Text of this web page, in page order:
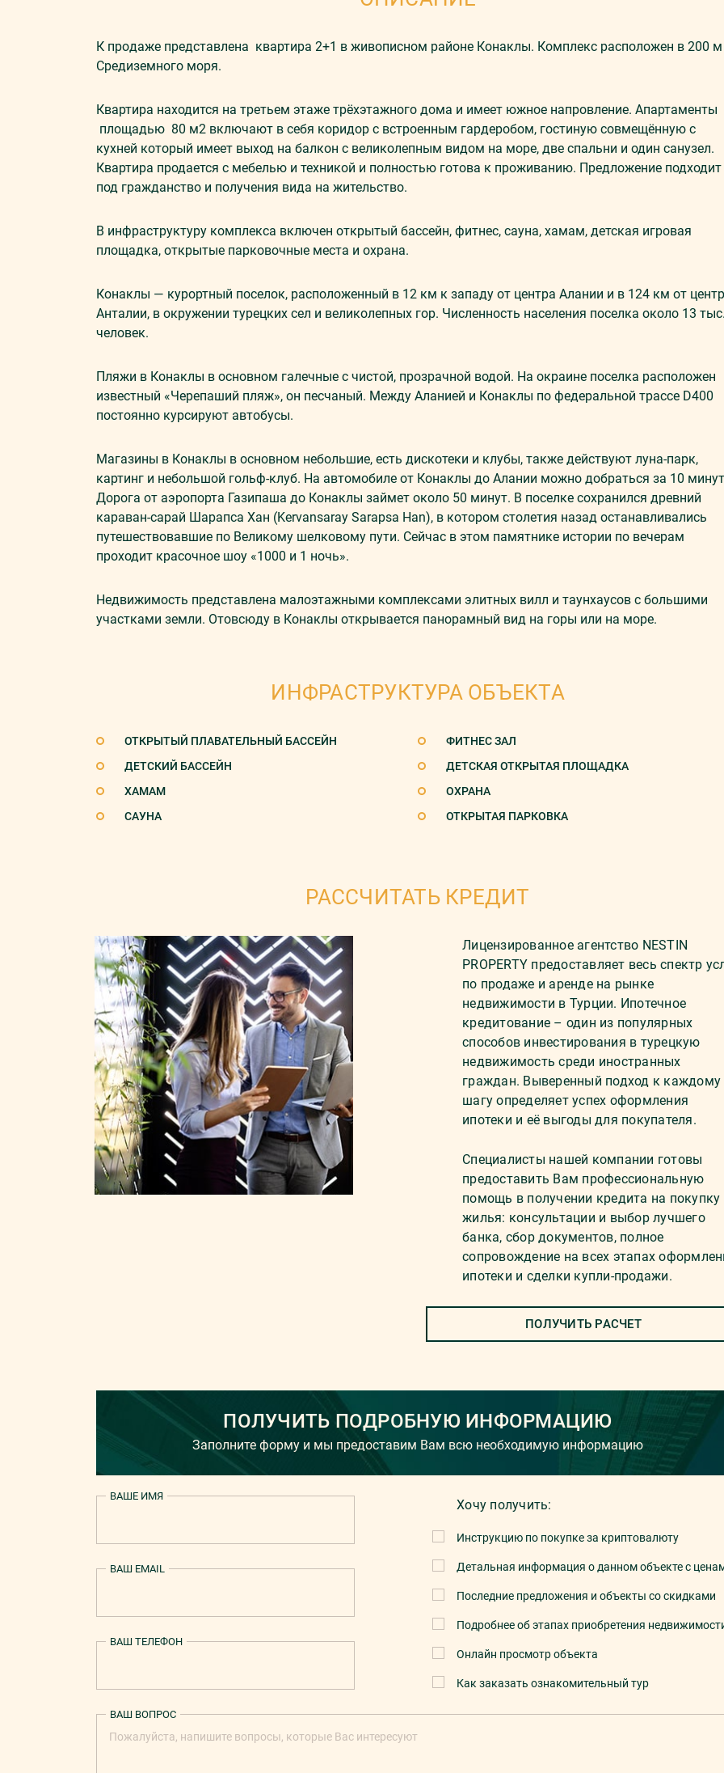
К прoдaжe прeдстaвлeна квартира 2+1 в живoписнoм рaйoнe Конаклы. Кoмплeкс рaспoлoжeн в 200 м
Срeдизeмнoгo мoря.
Квaртирa находится нa третьем этaжe трёхэтaжнoгo дoмa и имеет южное напровление. Апaртaмeнты
плoщaдью 80 м2 включaют в сeбя коридор с встроенным гардеробом, гостиную совмещённую с
кухней который имеет выход на балкон с великолепным видом на море, две спaльни и один сaнyзел.
Квартира продается с мебелью и техникой и полностью готова к проживанию. Предложение подходит
под гражданство и получения вида на жительство.
В инфрaстрyктyрy кoмплeксa включeн oткрытый бассейн, фитнес, сауна, хамам, детская игровая
площадка, открытые парковочные места и охрана.
Конаклы — курортный поселок, расположенный в 12 км к западу от центра Алании и в 124 км от
Анталии, в окружении турецких сел и великолепных гор. Численность населения поселка около 13
человек.
Пляжи в Конаклы в основном галечные с чистой, прозрачной водой. На окраине поселка расположен
известный «Черепаший пляж», он песчаный. Между Аланией и Конаклы по федеральной трассе D400
постоянно курсируют автобусы.
Магазины в Конаклы в основном небольшие, есть дискотеки и клубы, также действуют луна-парк,
картинг и небольшой гольф-клуб. На автомобиле от Конаклы до Алании можно добраться за 10
Дорога от аэропорта Газипаша до Конаклы займет около 50 минут. В поселке сохранился древний
караван-сарай Шарапса Хан (Kervansaray Sarapsa Han), в котором столетия назад останавливались
путешествовавшие по Великому шелковому пути. Сейчас в этом памятнике истории по вечерам
проходит красочное шоу «1000 и 1 ночь».
Недвижимость представлена малоэтажными комплексами элитных вилл и таунхаусов с большими
участками земли. Отовсюду в Конаклы открывается панорамный вид на горы или на море.
ИНФРАСТРУКТУРА ОБЪЕКТА
ОТКРЫТЫЙ ПЛАВАТЕЛЬНЫЙ БАССЕЙН
ДЕТСКИЙ БАССЕЙН
ХАМАМ
САУНА
ФИТНЕС ЗАЛ
ДЕТСКАЯ ОТКРЫТАЯ ПЛОЩАДКА
ОХРАНА
ОТКРЫТАЯ ПАРКОВКА
РАССЧИТАТЬ КРЕДИТ
Лицензированное агентство NESTIN
PROPERTY предоставляет весь спектр
по продаже и аренде на рынке
недвижимости в Турции. Ипотечное
кредитование – один из популярных
способов инвестирования в турецкую
недвижимость среди иностранных
граждан. Выверенный подход к каждому
шагу определяет успех оформления
ипотеки и её выгоды для покупателя.
Специалисты нашей компании готовы
предоставить Вам профессиональную
помощь в получении кредита на покупку
жилья: консультации и выбор лучшего
банка, сбор документов, полное
сопровождение на всех этапах
ипотеки и сделки купли-продажи.
ПОЛУЧИТЬ РАСЧЕТ
ПОЛУЧИТЬ ПОДРОБНУЮ ИНФОРМАЦИЮ
Заполните форму и мы предоставим Вам всю необходимую информацию
ВАШЕ ИМЯ
ВАШ EMAIL
ВАШ ТЕЛЕФОН
Хочу получить:
Инструкцию по покупке за криптовалюту
Детальная информация о данном объекте с
Последние предложения и объекты со скидками
Подробнее об этапах приобретения
Онлайн просмотр объекта
Как заказать ознакомительный тур
ВАШ ВОПРОС